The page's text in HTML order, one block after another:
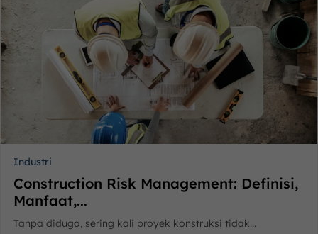
Industri
Construction Risk Management: Definisi,
Manfaat,...
Tanpa diduga, sering kali proyek konstruksi tidak...